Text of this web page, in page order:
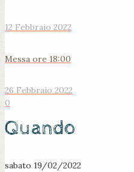
12 Febbraio 2022
Messa ore 18:00
26 Febbraio 2022
0
Quando
sabato 19/02/2022